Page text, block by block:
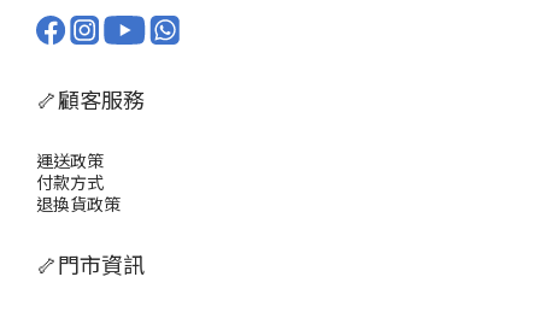
🦴顧客服務
運送政策
付款方式
退換貨政策
🦴門市資訊